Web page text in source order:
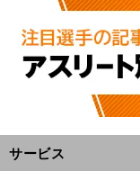
サービス